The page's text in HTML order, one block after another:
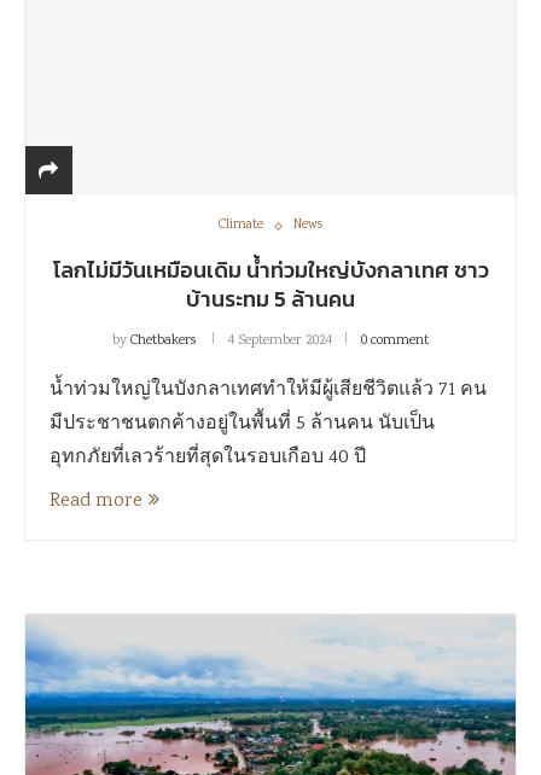
Climate News
โลกไม่มีวันเหมือนเดิม น้ำท่วมใหญ่บังกลาเทศ ชาว
บ้านระทม 5 ล้านคน
byChetbakers 4 September 2024 0 comment
น้ำท่วมใหญ่ในบังกลาเทศทำให้มีผู้เสียชีวิตแล้ว 71 คน
มีประชาชนตกค้างอยู่ในพื้นที่ 5 ล้านคน นับเป็น
อุทกภัยที่เลวร้ายที่สุดในรอบเกือบ 40 ปี
Read more